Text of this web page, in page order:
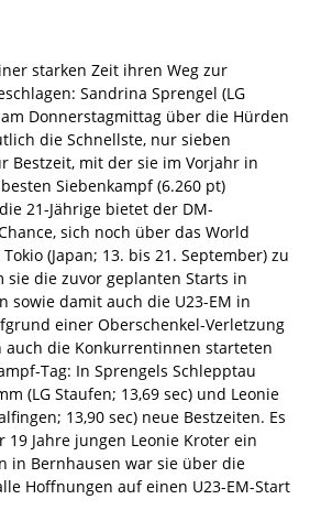
starken Zeit ihren Weg zur
Sandrina Sprengel (LG
Donnerstagmittag über die Hürden
die Schnellste, nur sieben
Bestzeit, mit der sie im Vorjahr in
Siebenkampf (6.260 pt)
21-Jährige bietet der DM-
sich noch über das World
(Japan; 13. bis 21. September) zu
sie die zuvor geplanten Starts in
sowie damit auch die U23-EM in
einer Oberschenkel-Verletzung
auch die Konkurrentinnen starteten
Tag: In Sprengels Schlepptau
(LG Staufen; 13,69 sec) und Leonie
13,90 sec) neue Bestzeiten. Es
19 Jahre jungen Leonie Kroter ein
in Bernhausen war sie über die
Hoffnungen auf einen U23-EM-Start